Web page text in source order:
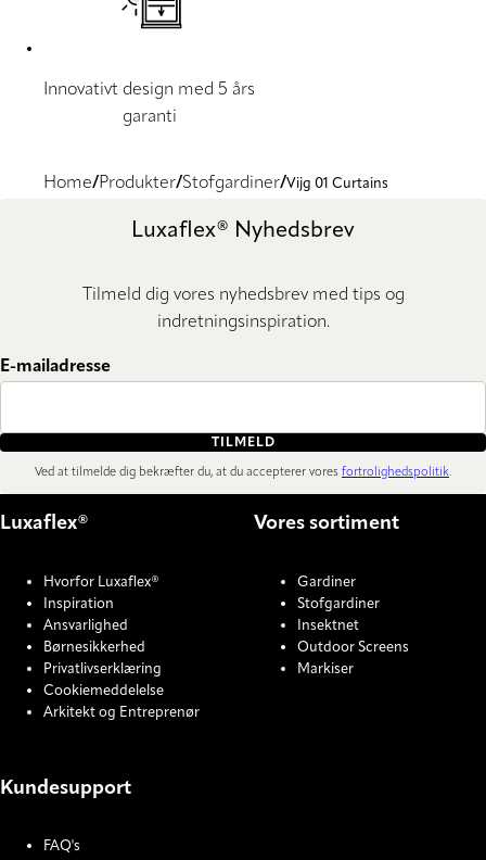
Innovativt design med 5 års
garanti
Home Produkter Stofgardiner Vijg 01 Curtains
Luxaflex® Nyhedsbrev
Tilmeld dig vores nyhedsbrev med tips og
indretningsinspiration.
E-mailadresse
TILMELD
Ved at tilmelde dig bekræfter du, at du accepterer vores fortrolighedspolitik.
Luxaflex®
Hvorfor Luxaflex®
Inspiration
Ansvarlighed
Børnesikkerhed
Privatlivserklæring
Cookiemeddelelse
Arkitekt og Entreprenør
Vores sortiment
Gardiner
Stofgardiner
Insektnet
Outdoor Screens
Markiser
Kundesupport
FAQ's